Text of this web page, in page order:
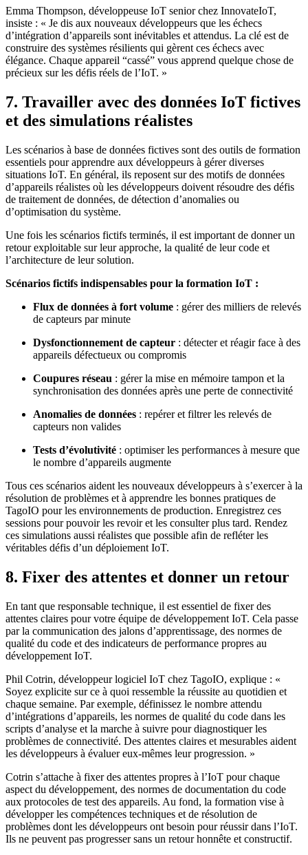
Emma Thompson, développeuse IoT senior chez InnovateIoT,
insiste : « Je dis aux nouveaux développeurs que les échecs
d’intégration d’appareils sont inévitables et attendus. La clé est de
construire des systèmes résilients qui gèrent ces échecs avec
élégance. Chaque appareil “cassé” vous apprend quelque chose de
précieux sur les défis réels de l’IoT. »
7. Travailler avec des données IoT fictives
et des simulations réalistes
Les scénarios à base de données fictives sont des outils de formation
essentiels pour apprendre aux développeurs à gérer diverses
situations IoT. En général, ils reposent sur des motifs de données
d’appareils réalistes où les développeurs doivent résoudre des défis
de traitement de données, de détection d’anomalies ou
d’optimisation du système.
Une fois les scénarios fictifs terminés, il est important de donner un
retour exploitable sur leur approche, la qualité de leur code et
l’architecture de leur solution.
Scénarios fictifs indispensables pour la formation IoT :
Flux de données à fort volume : gérer des milliers de relevés
de capteurs par minute
Dysfonctionnement de capteur : détecter et réagir face à des
appareils défectueux ou compromis
Coupures réseau : gérer la mise en mémoire tampon et la
synchronisation des données après une perte de connectivité
Anomalies de données : repérer et filtrer les relevés de
capteurs non valides
Tests d’évolutivité : optimiser les performances à mesure que
le nombre d’appareils augmente
Tous ces scénarios aident les nouveaux développeurs à s’exercer à la
résolution de problèmes et à apprendre les bonnes pratiques de
TagoIO pour les environnements de production. Enregistrez ces
sessions pour pouvoir les revoir et les consulter plus tard. Rendez
ces simulations aussi réalistes que possible afin de refléter les
véritables défis d’un déploiement IoT.
8. Fixer des attentes et donner un retour
En tant que responsable technique, il est essentiel de fixer des
attentes claires pour votre équipe de développement IoT. Cela passe
par la communication des jalons d’apprentissage, des normes de
qualité du code et des indicateurs de performance propres au
développement IoT.
Phil Cotrin, développeur logiciel IoT chez TagoIO, explique : «
Soyez explicite sur ce à quoi ressemble la réussite au quotidien et
chaque semaine. Par exemple, définissez le nombre attendu
d’intégrations d’appareils, les normes de qualité du code dans les
scripts d’analyse et la marche à suivre pour diagnostiquer les
problèmes de connectivité. Des attentes claires et mesurables aident
les développeurs à évaluer eux-mêmes leur progression. »
Cotrin s’attache à fixer des attentes propres à l’IoT pour chaque
aspect du développement, des normes de documentation du code
aux protocoles de test des appareils. Au fond, la formation vise à
développer les compétences techniques et de résolution de
problèmes dont les développeurs ont besoin pour réussir dans l’IoT.
Ils ne peuvent pas progresser sans un retour honnête et constructif.